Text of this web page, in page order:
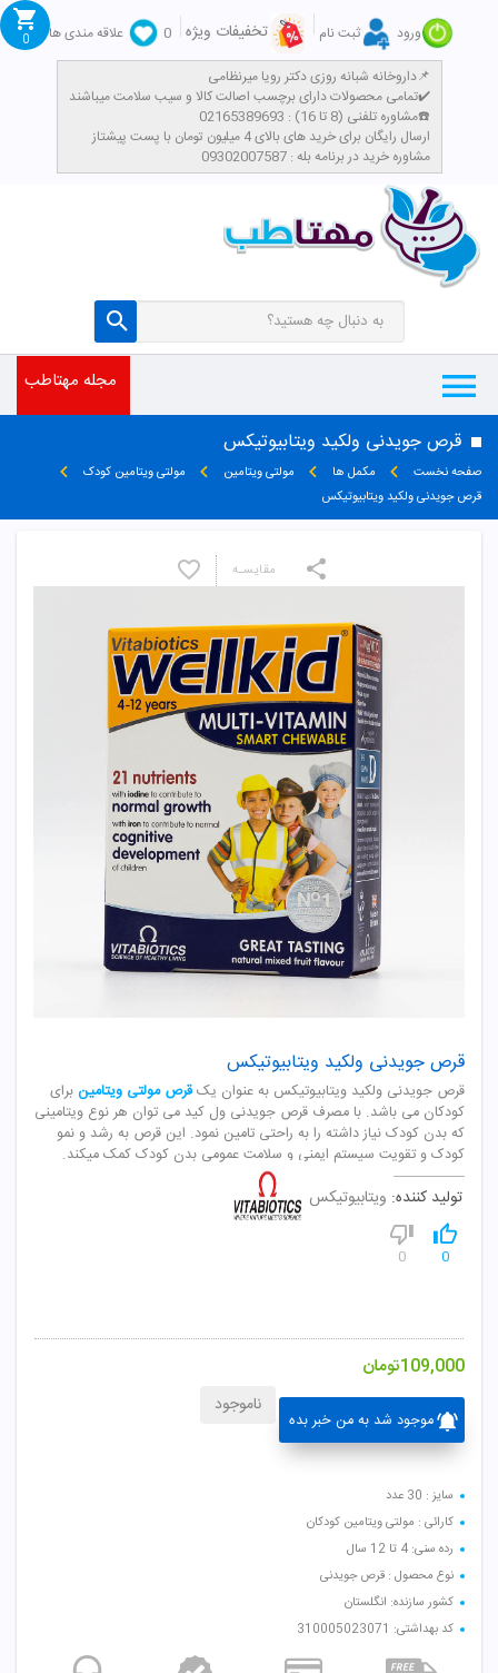
ورود ثبت نام تخفیفات ویژه 0
علاقه مندی ها
داروخانه شبانه روزی دکتر رویا میرنظامی📌
تمامی محصولات دارای برچسب اصالت کالا و سیب سلامت میباشند✔️
مشاوره تلفنی (8 تا 16) : 02165389693☎️
​ارسال رایگان برای خرید های بالای 4 میلیون تومان با پست پیشتاز
مشاوره خرید در برنامه بله : 09302007587
0
مجله مهتاطب
قرص جويدنى ولکید ویتابیوتیکس
صفحه نخست مکمل ها مولتی ویتامین
مولتی ویتامین کودک
قرص جويدنى ولکید ویتابیوتیکس
قرص جويدنى ولکید ویتابیوتیکس
قرص جويدنى ولکید ویتابیوتیکس به عنوان یکقرص مولتی ویتامینبرای
کودکان می باشد. با مصرف قرص جویدنی ول کید می توان هر نوع ویتامینی
که بدن کودک نیاز داشته را به راحتی تامین نمود. این قرص به رشد و نمو
کودک و تقویت سیستم ایمنی و سلامت عمومی بدن کودک کمک میکند.
تولید کننده: ویتابیوتیکس
0
0
109,000تومان
موجود شد به من خبر بده
ناموجود
مقایسـه
سایز : 30 عدد
کارائی : مولتی ویتامین کودکان
رده سنی: 4 تا 12 سال
نوع محصول : قرص جویدنی
کشور سازنده: انگلستان
کد بهداشتی: 310005023071